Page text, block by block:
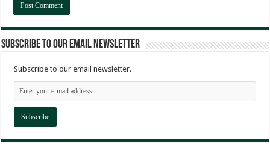
Subscribe to our email newsletter
Subscribe to our email newsletter.